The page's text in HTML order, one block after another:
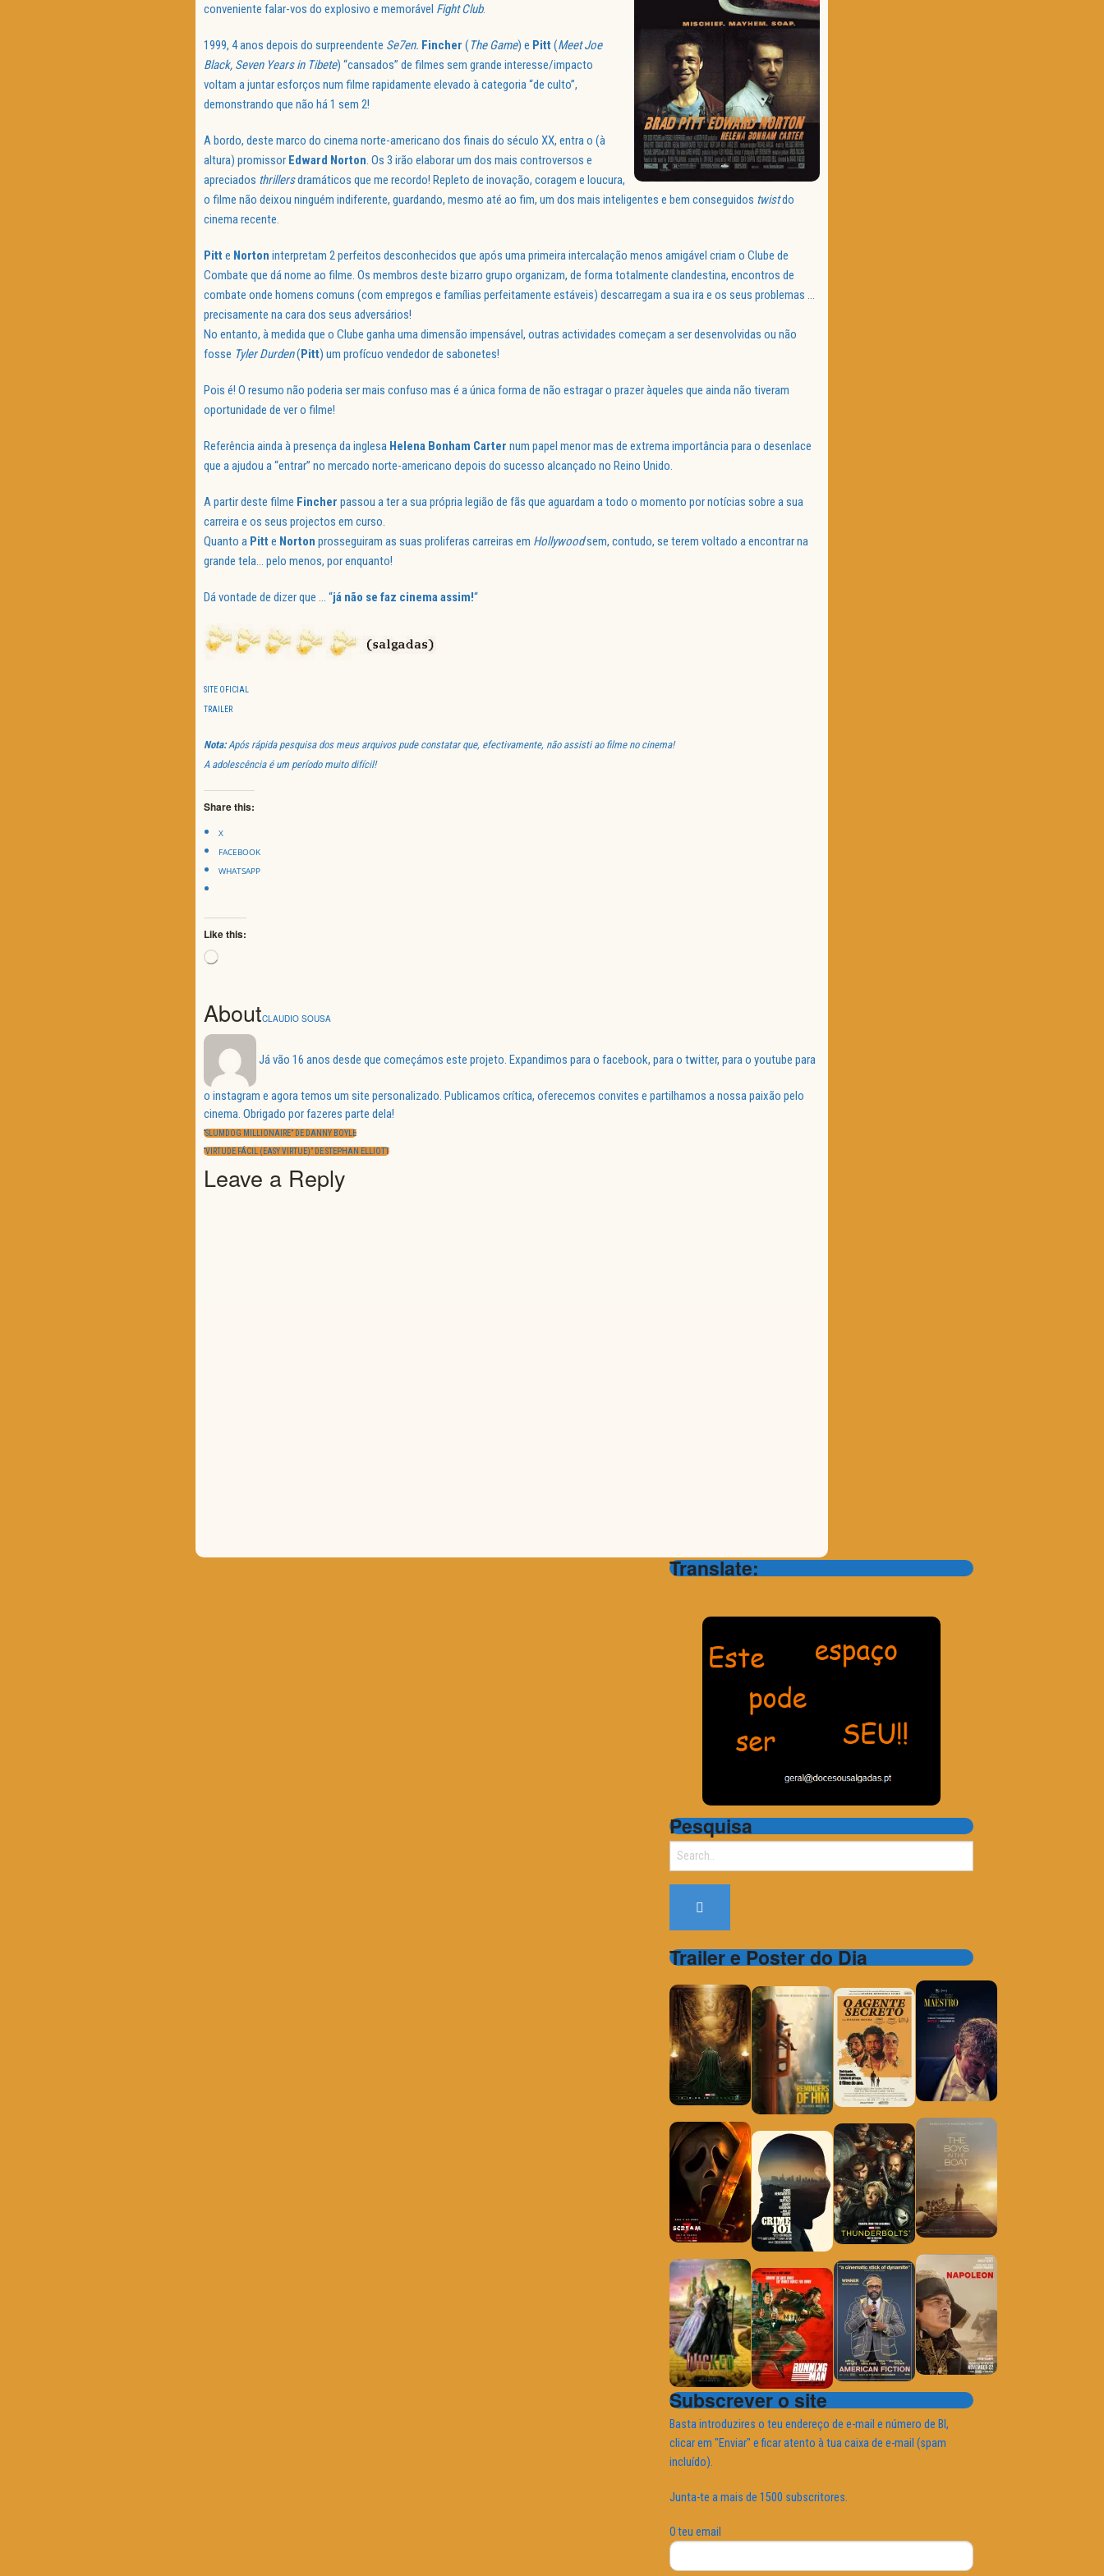
conveniente falar-vos do explosivo e memorável Fight Club.
1999, 4 anos depois do surpreendente Se7en. Fincher ( The Game) e Pitt (Meet Joe
Black, Seven Years in Tibete) “cansados” de filmes sem grande interesse/impacto
voltam a juntar esforços num filme rapidamente elevado à categoria “de culto”,
demonstrando que não há 1 sem 2!
A bordo, deste marco do cinema norte-americano dos finais do século XX, entra o (à
altura) promissor Edward Norton. Os 3 irão elaborar um dos mais controversos e
apreciados thrillersdramáticos que me recordo! Repleto de inovação, coragem e loucura,
o filme não deixou ninguém indiferente, guardando, mesmo até ao fim, um dos mais inteligentes e bem conseguidos twistdo
cinema recente.
Pitt e Norton interpretam 2 perfeitos desconhecidos que após uma primeira intercalação menos amigável criam o Clube de
Combate que dá nome ao filme. Os membros deste bizarro grupo organizam, de forma totalmente clandestina, encontros de
combate onde homens comuns (com empregos e famílias perfeitamente estáveis) descarregam a sua ira e os seus problemas …
precisamente na cara dos seus adversários!
No entanto, à medida que o Clube ganha uma dimensão impensável, outras actividades começam a ser desenvolvidas ou não
fosse Tyler Durden(Pitt) um profícuo vendedor de sabonetes!
Pois é! O resumo não poderia ser mais confuso mas é a única forma de não estragar o prazer àqueles que ainda não tiveram
oportunidade de ver o filme!
Referência ainda à presença da inglesa Helena Bonham Carter num papel menor mas de extrema importância para o desenlace
que a ajudou a “entrar” no mercado norte-americano depois do sucesso alcançado no Reino Unido.
A partir deste filme Fincher passou a ter a sua própria legião de fãs que aguardam a todo o momento por notícias sobre a sua
carreira e os seus projectos em curso.
Quanto a Pitt e Norton prosseguiram as suas proliferas carreiras em Hollywoodsem, contudo, se terem voltado a encontrar na
grande tela… pelo menos, por enquanto!
Dá vontade de dizer que … “já não se faz cinema assim!“
SITE OFICIAL
TRAILER
Nota:Após rápida pesquisa dos meus arquivos pude constatar que, efectivamente, não assisti ao filme no cinema!
A adolescência é um período muito difícil!
Share this:
X
FACEBOOK
WHATSAPP
Like this:
Loading…
AboutCLAUDIO SOUSA
Já vão 16 anos desde que começámos este projeto. Expandimos para o facebook, para o twitter, para o youtube para
o instagram e agora temos um site personalizado. Publicamos crítica, oferecemos convites e partilhamos a nossa paixão pelo
cinema. Obrigado por fazeres parte dela!
Navegação
de
artigos
PREVIOUS
“SLUMDOG MILLIONAIRE” DE DANNY BOYLE
NEXT
“VIRTUDE FÁCIL (EASY VIRTUE)” DE STEPHAN ELLIOTT
Leave a Reply
Translate:
Pesquisa
Search
Trailer e Poster do Dia
Subscrever o site
Basta introduzires o teu endereço de e-mail e número de BI,
clicar em "Enviar" e ficar atento à tua caixa de e-mail (spam
incluído).
Junta-te a mais de 1500 subscritores.
O teu email